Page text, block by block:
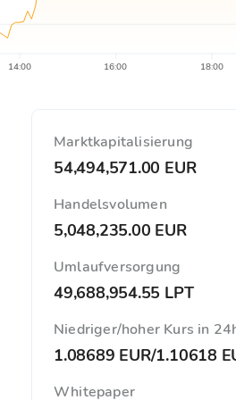
14:00 16:00 18:00
Marktkapitalisierung
54,494,571.00 EUR
Handelsvolumen
5,048,235.00 EUR
Umlaufversorgung
49,688,954.55 LPT
Niedriger/hoher Kurs in
1.08689 EUR/1.10618
Whitepaper